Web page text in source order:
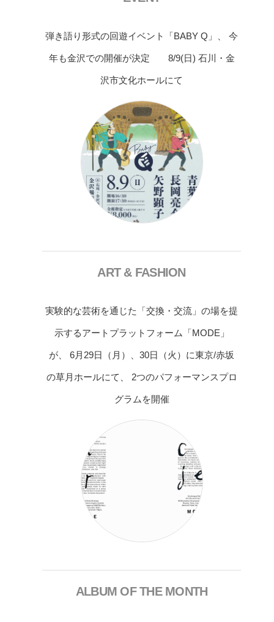
弾き語り形式の回遊イベント「BABY Q」、 今
年も金沢での開催が決定 8/9(日) 石川・金
沢市文化ホールにて
ART & FASHION
実験的な芸術を通じた「交換・交流」の場を提
示するアートプラットフォーム「MODE」
が、 6月29日（月）、30日（火）に東京/赤坂
の草月ホールにて、 2つのパフォーマンスプロ
グラムを開催
ALBUM OF THE MONTH